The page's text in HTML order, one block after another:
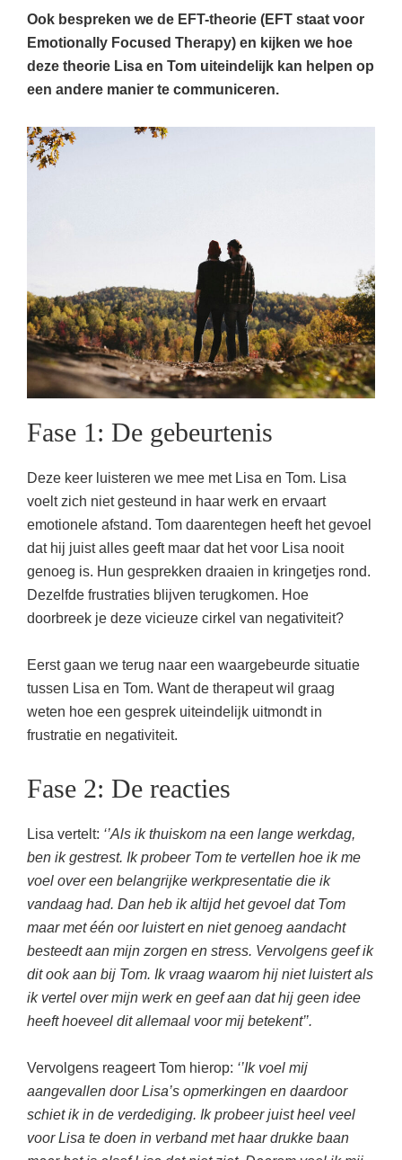
Ook bespreken we de EFT-theorie (EFT staat voor
Emotionally Focused Therapy) en kijken we hoe
deze theorie Lisa en Tom uiteindelijk kan helpen op
een andere manier te communiceren.
Fase 1: De gebeurtenis
Deze keer luisteren we mee met Lisa en Tom. Lisa
voelt zich niet gesteund in haar werk en ervaart
emotionele afstand. Tom daarentegen heeft het gevoel
dat hij juist alles geeft maar dat het voor Lisa nooit
genoeg is. Hun gesprekken draaien in kringetjes rond.
Dezelfde frustraties blijven terugkomen. Hoe
doorbreek je deze vicieuze cirkel van negativiteit?
Eerst gaan we terug naar een waargebeurde situatie
tussen Lisa en Tom. Want de therapeut wil graag
weten hoe een gesprek uiteindelijk uitmondt in
frustratie en negativiteit.
Fase 2: De reacties
Lisa vertelt: ‘’Als ik thuiskom na een lange werkdag,
ben ik gestrest. Ik probeer Tom te vertellen hoe ik me
voel over een belangrijke werkpresentatie die ik
vandaag had. Dan heb ik altijd het gevoel dat Tom
maar met één oor luistert en niet genoeg aandacht
besteedt aan mijn zorgen en stress. Vervolgens geef ik
dit ook aan bij Tom. Ik vraag waarom hij niet luistert als
ik vertel over mijn werk en geef aan dat hij geen idee
heeft hoeveel dit allemaal voor mij betekent’’.
Vervolgens reageert Tom hierop: ‘’Ik voel mij
aangevallen door Lisa’s opmerkingen en daardoor
schiet ik in de verdediging. Ik probeer juist heel veel
voor Lisa te doen in verband met haar drukke baan